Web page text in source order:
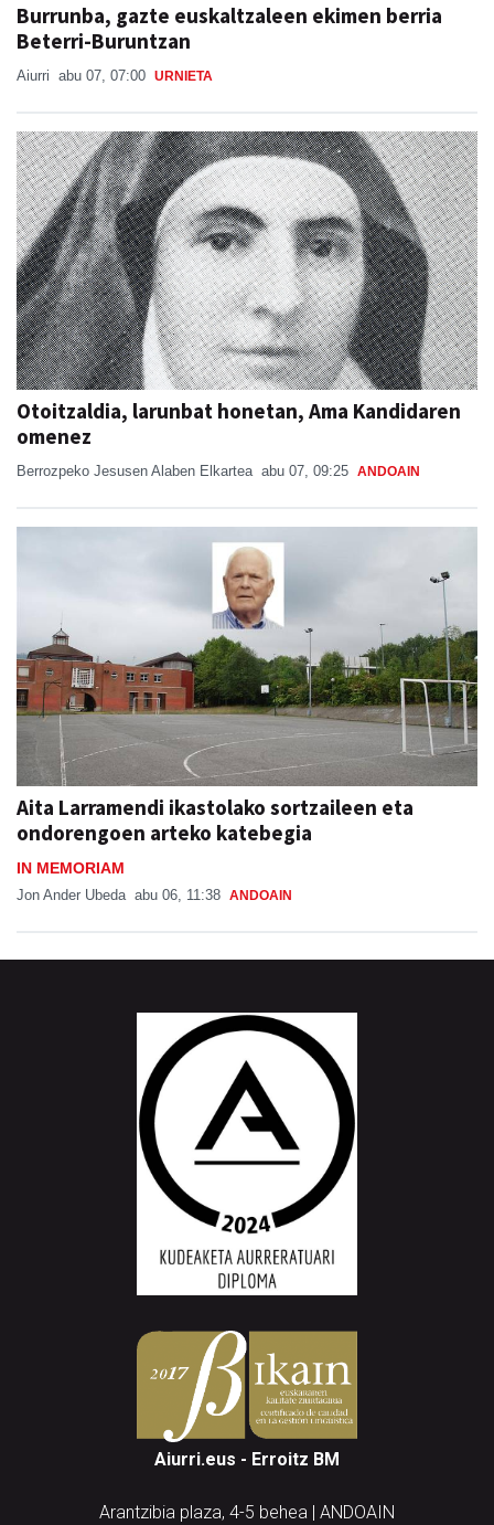
Burrunba, gazte euskaltzaleen ekimen berria
Beterri-Buruntzan
Aiurri abu 07, 07:00 URNIETA
Otoitzaldia, larunbat honetan, Ama Kandidaren
omenez
Berrozpeko Jesusen Alaben Elkartea abu 07, 09:25 ANDOAIN
Aita Larramendi ikastolako sortzaileen eta
ondorengoen arteko katebegia
IN MEMORIAM
Jon Ander Ubeda abu 06, 11:38 ANDOAIN
Aiurri.eus - Erroitz BM
Arantzibia plaza, 4-5 behea | ANDOAIN